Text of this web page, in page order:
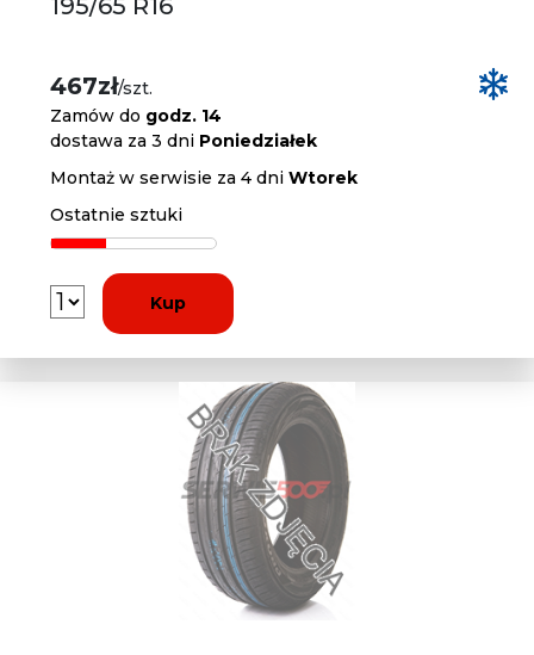
195/65 R16
467zł/szt.
Zamów do godz. 14
dostawa za 3 dni Poniedziałek
Montaż w serwisie za 4 dniWtorek
Ostatnie sztuki
Kup